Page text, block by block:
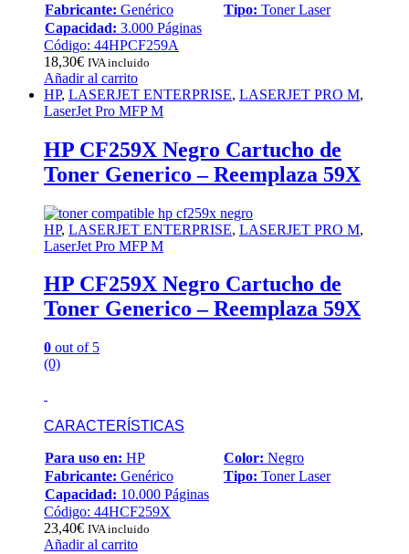
Fabricante: Genérico Tipo: Toner Laser
Capacidad: 3.000 Páginas
Código: 44HPCF259A
18,30€ IVA incluido
Añadir al carrito
HP, LASERJET ENTERPRISE, LASERJET PRO M,
LaserJet Pro MFP M
HP CF259X Negro Cartucho de
Toner Generico – Reemplaza 59X
HP, LASERJET ENTERPRISE, LASERJET PRO M,
LaserJet Pro MFP M
HP CF259X Negro Cartucho de
Toner Generico – Reemplaza 59X
0 out of 5
(0)
CARACTERÍSTICAS
Para uso en: HP Color: Negro
Fabricante: Genérico Tipo: Toner Laser
Capacidad: 10.000 Páginas
Código: 44HCF259X
23,40€ IVA incluido
Añadir al carrito